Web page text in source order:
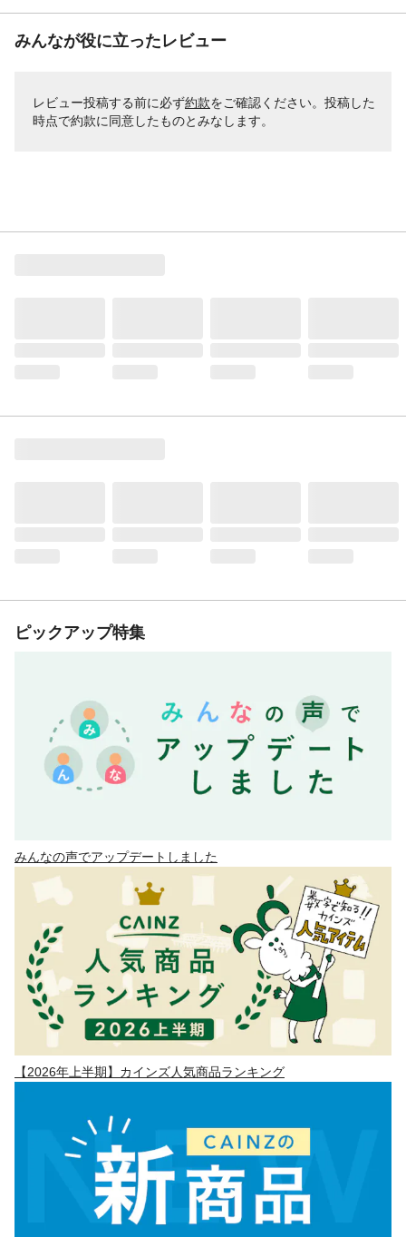
みんなが役に立ったレビュー
レビュー投稿する前に必ず約款をご確認ください。投稿した
時点で約款に同意したものとみなします。
ピックアップ特集
みんなの声でアップデートしました
【2026年上半期】カインズ人気商品ランキング